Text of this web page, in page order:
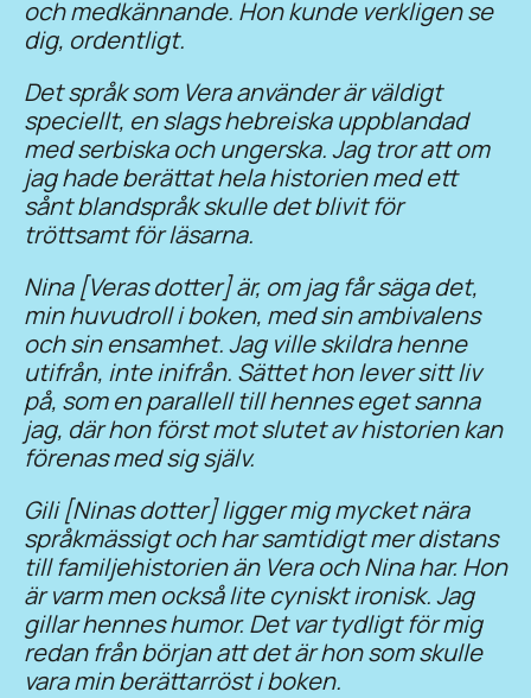
och medkännande. Hon kunde verkligen se
dig, ordentligt.
Det språk som Vera använder är väldigt
speciellt, en slags hebreiska uppblandad
med serbiska och ungerska. Jag tror att om
jag hade berättat hela historien med ett
sånt blandspråk skulle det blivit för
tröttsamt för läsarna.
Nina [Veras dotter] är, om jag får säga det,
min huvudroll i boken, med sin ambivalens
och sin ensamhet. Jag ville skildra henne
utifrån, inte inifrån. Sättet hon lever sitt liv
på, som en parallell till hennes eget sanna
jag, där hon först mot slutet av historien kan
förenas med sig själv.
Gili [Ninas dotter] ligger mig mycket nära
språkmässigt och har samtidigt mer distans
till familjehistorien än Vera och Nina har. Hon
är varm men också lite cyniskt ironisk. Jag
gillar hennes humor. Det var tydligt för mig
redan från början att det är hon som skulle
vara min berättarröst i boken.